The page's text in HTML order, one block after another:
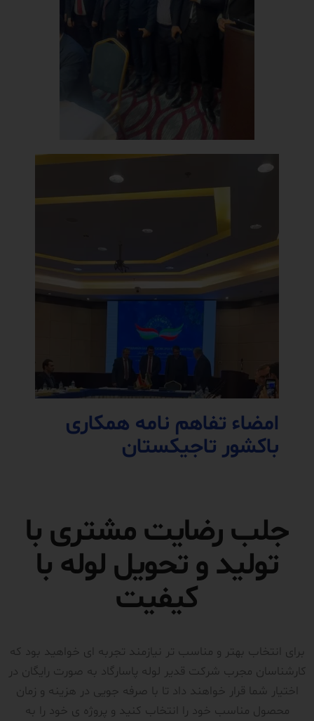
امضاء تفاهم نامه همکاری
باکشور تاجیکستان
جلب رضایت مشتری با
تولید و تحویل لوله با
کیفیت
برای انتخاب بهتر و مناسب تر نیازمند تجربه ای خواهید بود که
کارشناسان مجرب شرکت قدیر لوله پاسارگاد به صورت رایگان در
اختیار شما قرار خواهند داد تا با صرفه جویی در هزینه و زمان
محصول مناسب خود را انتخاب کنید و پروژه ی خود را به